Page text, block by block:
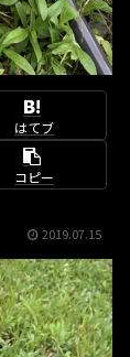
はてブ
コピー
2019.07.15